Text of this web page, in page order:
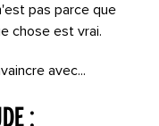
pas parce que
chose est vrai.
avec...
: